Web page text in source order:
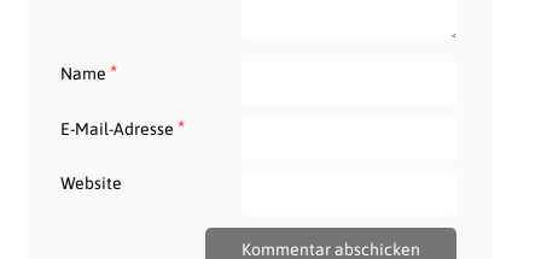
Name *
E-Mail-Adresse *
Website